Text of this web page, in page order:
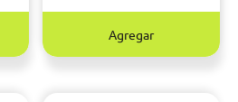
Agregar